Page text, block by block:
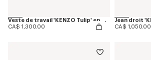
Veste de travail 'KENZO Tulip' en denim japonais
CA$ 1,300.00
CA$ 1,050.00